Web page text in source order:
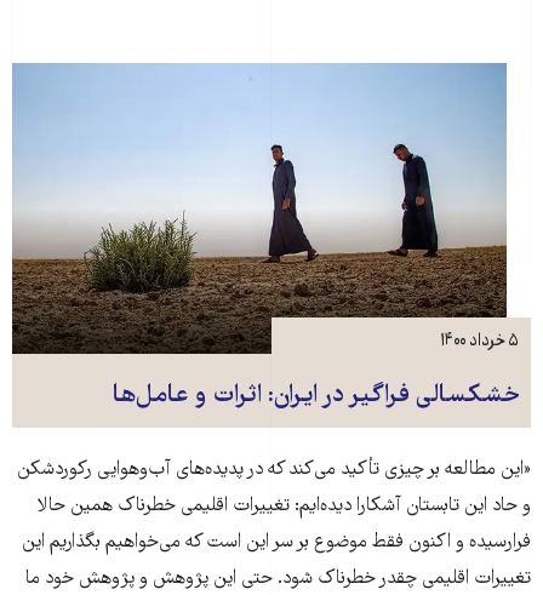
خشکسالی فراگیر در ایران: اثرات و عامل‌ها
۵ خرداد ۱۴۰۰
«این مطالعه بر چیزی تأکید می‌کند که در پدیده‌های آب‌و‌هوایی رکوردشکن
و حاد این تابستان آشکارا دیده‌ایم: تغییرات اقلیمی خطرناک همین حالا
فرارسیده و اکنون فقط موضوع بر سر این است که می‌خواهیم بگذاریم این
تغییرات اقلیمی چقدر خطرناک شود. حتی این پژوهش و پژوهش خود ما